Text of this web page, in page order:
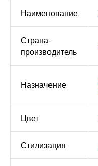
Наименование
Страна-
производитель
Назначение
Цвет
Стилизация